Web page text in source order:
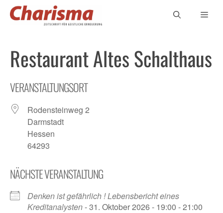
Zum
Inhalt
Restaurant Altes Schalthaus
VERANSTALTUNGSORT
Rodensteinweg 2
Darmstadt
Hessen
64293
NÄCHSTE VERANSTALTUNG
Denken ist gefährlich ! Lebensbericht eines
Kreditanalysten- 31. Oktober 2026 - 19:00 - 21:00